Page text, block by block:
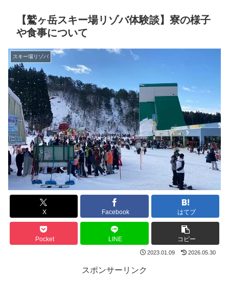
【鷲ヶ岳スキー場リゾバ体験談】寮の様子
や食事について
スキー場リゾバ
X Facebook はてブ
Pocket LINE コピー
2023.01.09 2026.05.30
スポンサーリンク